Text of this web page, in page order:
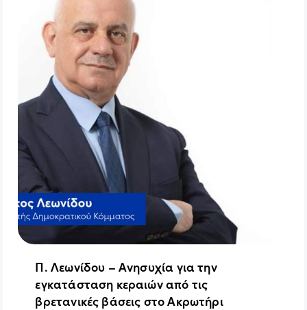
Π. Λεωνίδου – Ανησυχία για την
εγκατάσταση κεραιών από τις
βρετανικές βάσεις στο Ακρωτήρι